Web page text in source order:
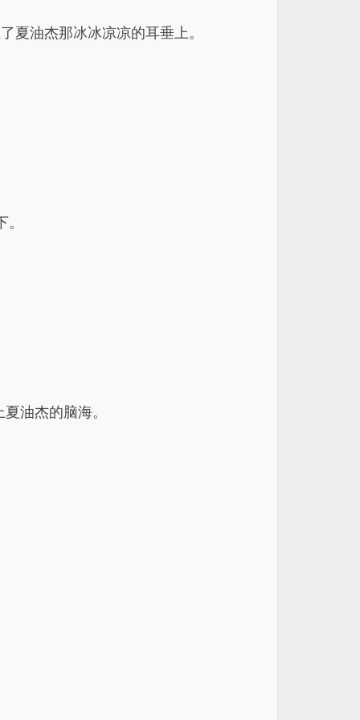
夏油杰那冰冰凉凉的耳垂上。
油杰的脑海。